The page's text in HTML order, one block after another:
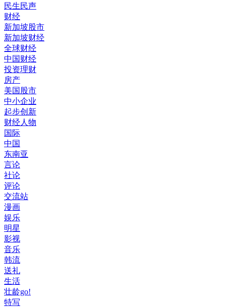
民生民声
财经
新加坡股市
新加坡财经
全球财经
中国财经
投资理财
房产
美国股市
中小企业
起步创新
财经人物
国际
中国
东南亚
言论
社论
评论
交流站
漫画
娱乐
明星
影视
音乐
韩流
送礼
生活
壮龄go!
特写